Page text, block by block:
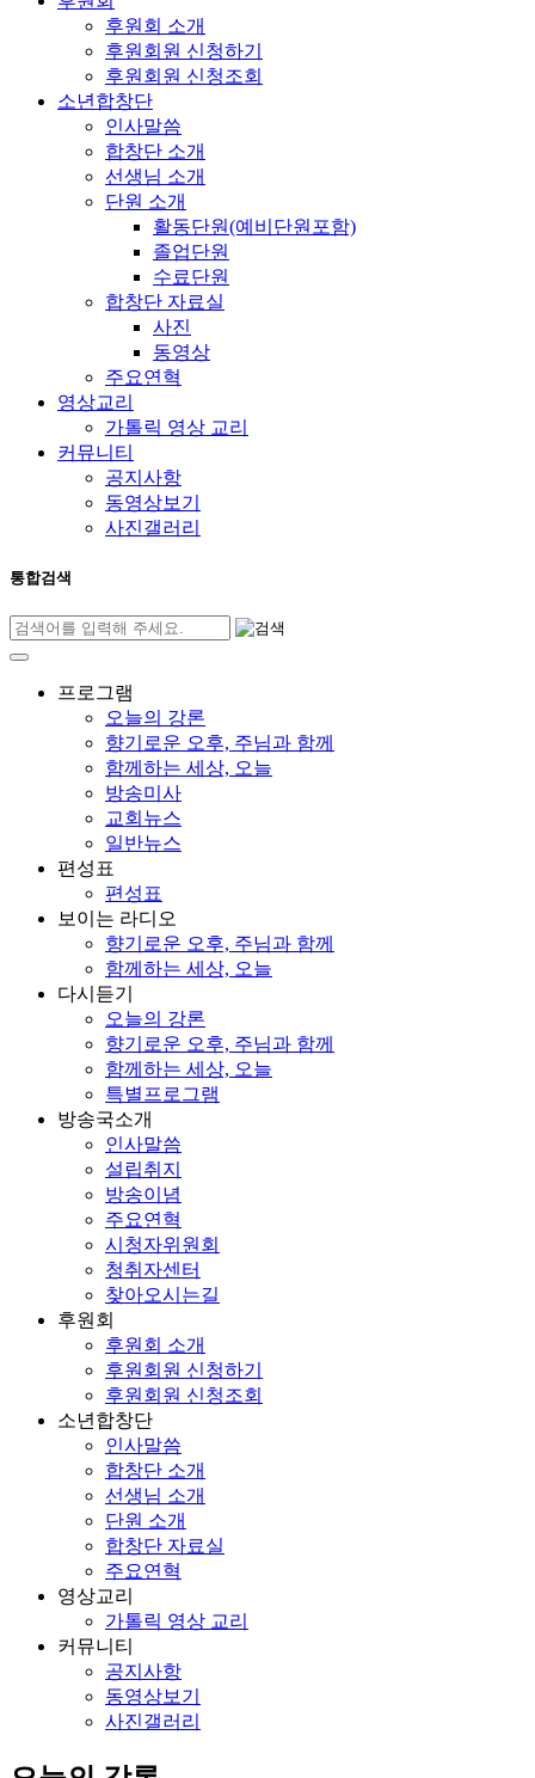
후원회 소개
후원회원 신청하기
후원회원 신청조회
소년합창단
인사말씀
합창단 소개
선생님 소개
단원 소개
활동단원(예비단원포함)
졸업단원
수료단원
합창단 자료실
사진
동영상
주요연혁
영상교리
가톨릭 영상 교리
커뮤니티
공지사항
동영상보기
사진갤러리
통합검색
프로그램
오늘의 강론
향기로운 오후, 주님과 함께
함께하는 세상, 오늘
방송미사
교회뉴스
일반뉴스
편성표
편성표
보이는 라디오
향기로운 오후, 주님과 함께
함께하는 세상, 오늘
다시듣기
오늘의 강론
향기로운 오후, 주님과 함께
함께하는 세상, 오늘
특별프로그램
방송국소개
인사말씀
설립취지
방송이념
주요연혁
시청자위원회
청취자센터
찾아오시는길
후원회
후원회 소개
후원회원 신청하기
후원회원 신청조회
소년합창단
인사말씀
합창단 소개
선생님 소개
단원 소개
합창단 자료실
주요연혁
영상교리
가톨릭 영상 교리
커뮤니티
공지사항
동영상보기
사진갤러리